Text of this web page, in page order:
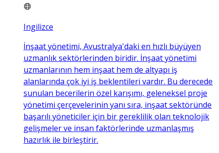
Ingilizce
İnşaat yönetimi, Avustralya'daki en hızlı büyüyen
uzmanlık sektörlerinden biridir. İnşaat yönetimi
uzmanlarının hem inşaat hem de altyapı iş
alanlarında çok iyi iş beklentileri vardır. Bu derecede
sunulan becerilerin özel karışımı, geleneksel proje
yönetimi çerçevelerinin yanı sıra, inşaat sektöründe
başarılı yöneticiler için bir gereklilik olan teknolojik
gelişmeler ve insan faktörlerinde uzmanlaşmış
hazırlık ile birleştirir.